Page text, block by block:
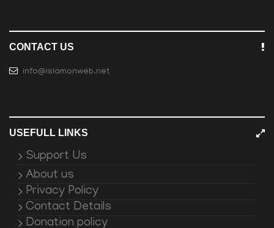
CONTACT US
info@islamonweb.net
USEFULL LINKS
Support Us
About us
Privacy Policy
Contact Details
Donation policy